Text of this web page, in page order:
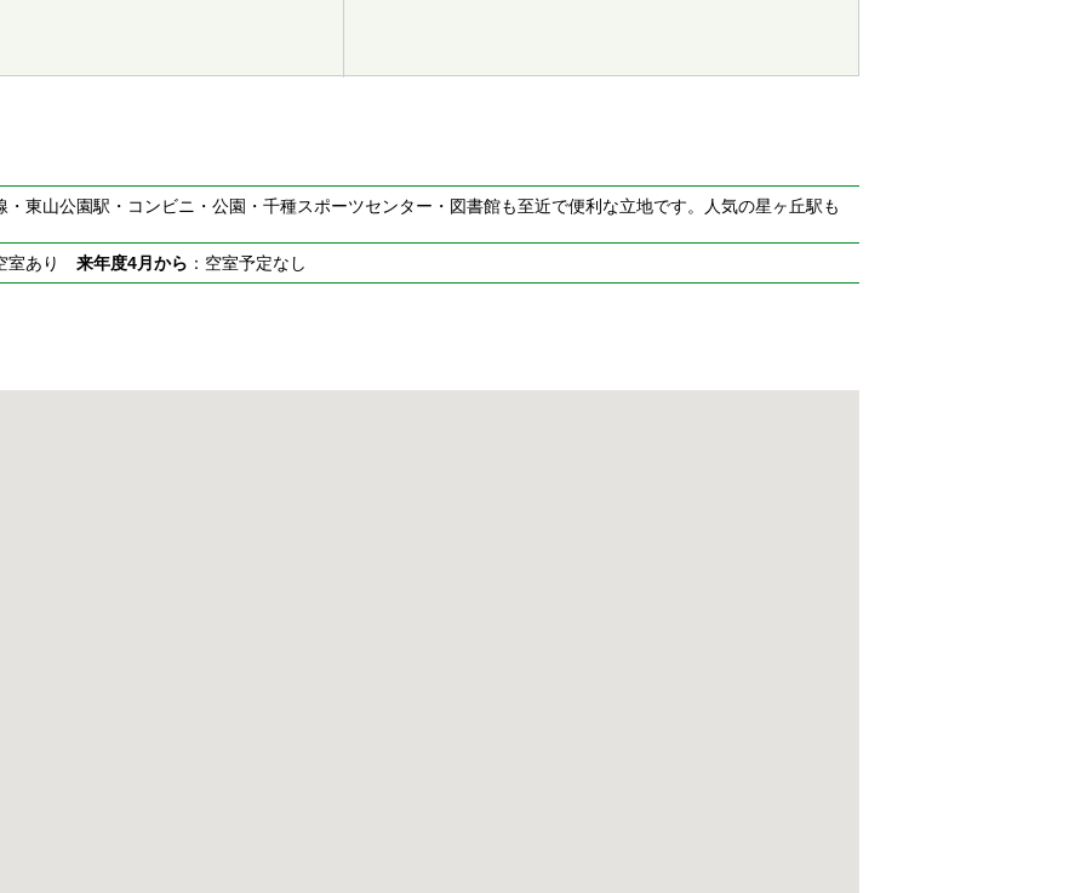
・東山公園駅・コンビニ・公園・千種スポーツセンター・図書館も至近で便利な立地です。人気の星ヶ丘駅も
室あり 来年度4月から ：空室予定なし